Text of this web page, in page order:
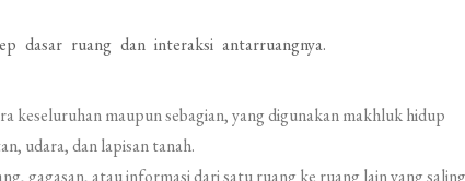
dasar ruang dan interaksi antarruangnya.
keseluruhan maupun sebagian, yang digunakan makhluk hidup
udara, dan lapisan tanah.
gagasan, atau informasi dari satu ruang ke ruang lain yang saling